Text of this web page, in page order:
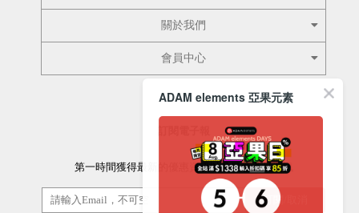
關於我們
會員中心
第一時間獲得最新的優惠資訊以及最新產品資訊
訂閱/取消
ADAM elements 亞果元素